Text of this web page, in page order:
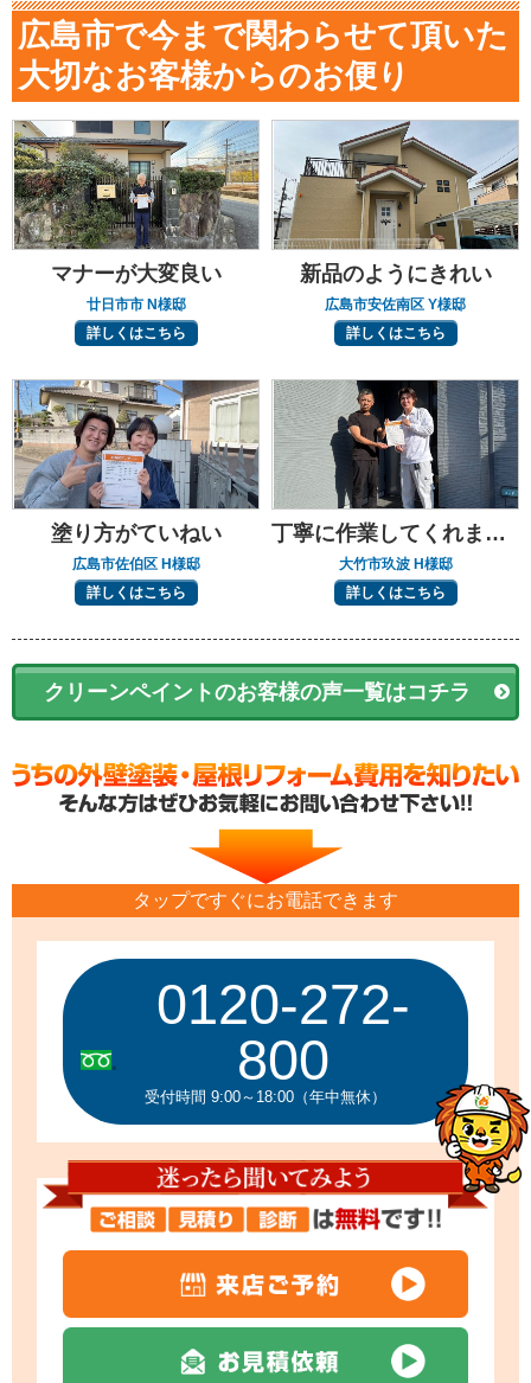
広島市で今まで関わらせて頂いた
大切なお客様からのお便り
マナーが大変良い
廿日市市 N様邸
詳しくはこちら
新品のようにきれい
広島市安佐南区 Y様邸
詳しくはこちら
塗り方がていねい
広島市佐伯区 H様邸
詳しくはこちら
丁寧に作業してくれました
大竹市玖波 H様邸
詳しくはこちら
クリーンペイントのお客様の声一覧はコチラ
タップですぐにお電話できます
0120-272-
800
受付時間 9:00～18:00（年中無休）